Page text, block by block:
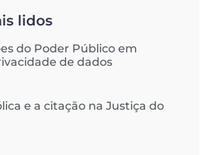
lidos
do Poder Público em
de dados
e a citação na Justiça do